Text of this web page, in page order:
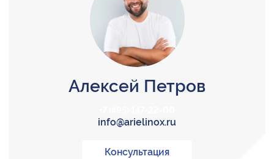
Алексей Петров
info@arielinox.ru
Консультация